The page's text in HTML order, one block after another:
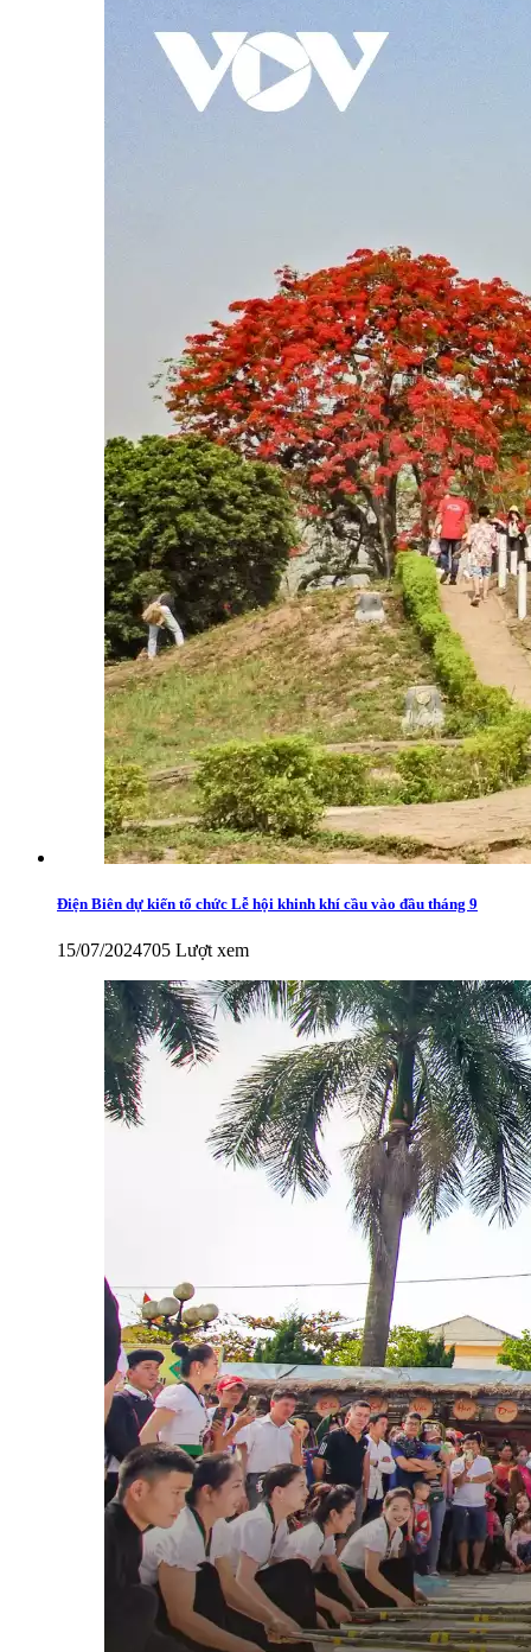
Điện Biên dự kiến tổ chức Lễ hội khinh khí cầu vào đầu tháng 9
15/07/2024705 Lượt xem